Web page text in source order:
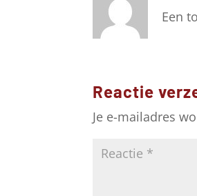
Een
Reactie
Je e-mailadres